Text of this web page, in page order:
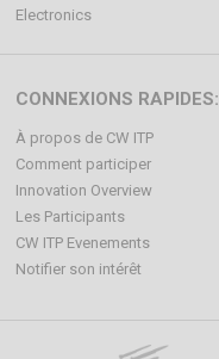
Electronics
CONNEXIONS RAPIDES:
À propos de CW ITP
Comment participer
Innovation Overview
Les Participants
CW ITP Evenements
Notifier son intérêt